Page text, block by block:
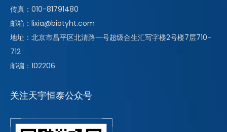
传真：010-81791480
邮箱：lixia@biotyht.com
地址：北京市昌平区北清路一号超级合生汇写字楼2号楼7层710-
712
邮编：102206
关注天宇恒泰公众号